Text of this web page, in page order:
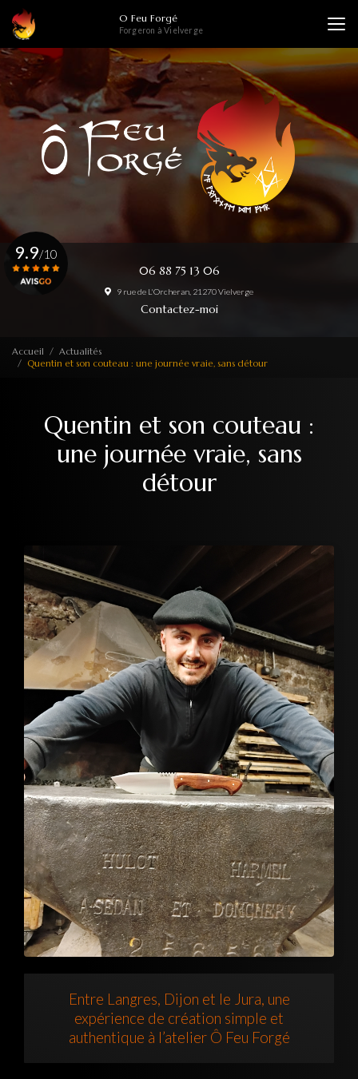
contenu
principal
O Feu Forgé
Forgeron à Vielverge
06 88 75 13 06
9 rue de L'Orcheran, 21270 Vielverge
Contactez-moi
9.9/10
Accueil
Actualités
Quentin et son couteau : une journée vraie, sans détour
Quentin et son couteau :
une journée vraie, sans
détour
Entre Langres, Dijon et le Jura, une
expérience de création simple et
authentique à l’atelier Ô Feu Forgé